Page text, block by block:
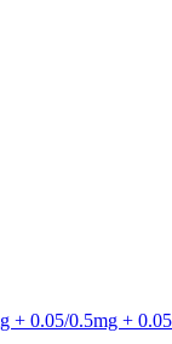
+ 0.05/0.5mg +